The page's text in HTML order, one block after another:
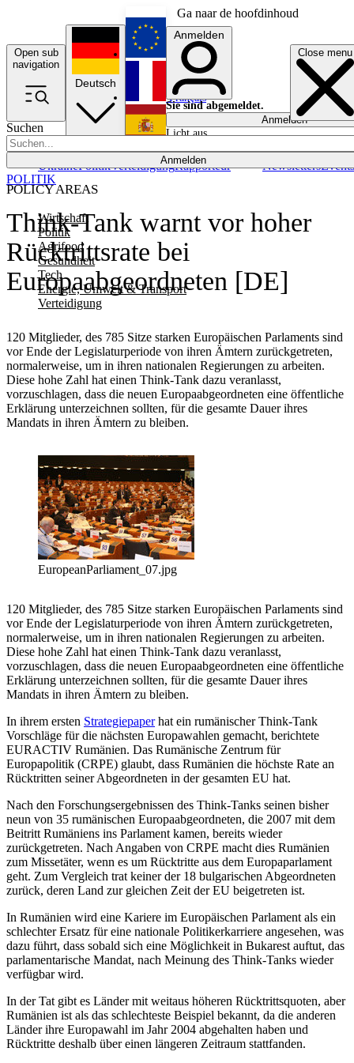
Ga naar de hoofdinhoud
Open sub
navigation
Close menu
Suchen
Anmelden
POLICY AREAS
Wirtschaft
Politik
Agrifood
Gesundheit
Tech
Energie, Umwelt & Transport
Verteidigung
UkrainePolitikVerteidigungRapporteur NewslettersEvents
Deutsch
English
Français
Anmelden
Sie sind abgemeldet.
Anmelden
Licht aus
Think-Tank warnt vor hoher
Rücktrittsrate bei
Europaabgeordneten [DE]
120 Mitglieder, des 785 Sitze starken Europäischen Parlaments sind
vor Ende der Legislaturperiode von ihren Ämtern zurückgetreten,
normalerweise, um in ihren nationalen Regierungen zu arbeiten.
Diese hohe Zahl hat einen Think-Tank dazu veranlasst,
vorzuschlagen, dass die neuen Europaabgeordneten eine öffentliche
Erklärung unterzeichnen sollten, für die gesamte Dauer ihres
Mandats in ihren Ämtern zu bleiben.
POLITIK
EuropeanParliament_07.jpg
120 Mitglieder, des 785 Sitze starken Europäischen Parlaments sind
vor Ende der Legislaturperiode von ihren Ämtern zurückgetreten,
normalerweise, um in ihren nationalen Regierungen zu arbeiten.
Diese hohe Zahl hat einen Think-Tank dazu veranlasst,
vorzuschlagen, dass die neuen Europaabgeordneten eine öffentliche
Erklärung unterzeichnen sollten, für die gesamte Dauer ihres
Mandats in ihren Ämtern zu bleiben.
In ihrem ersten Strategiepaperhat ein rumänischer Think-Tank
Vorschläge für die nächsten Europawahlen gemacht, berichtete
EURACTIV Rumänien. Das Rumänische Zentrum für
Europapolitik (CRPE) glaubt, dass Rumänien die höchste Rate an
Rücktritten seiner Abgeordneten in der gesamten EU hat.
Nach den Forschungsergebnissen des Think-Tanks seinen bisher
neun von 35 rumänischen Europaabgeordneten, die 2007 mit dem
Beitritt Rumäniens ins Parlament kamen, bereits wieder
zurückgetreten. Nach Angaben von CRPE macht dies Rumänien
zum Missetäter, wenn es um Rücktritte aus dem Europaparlament
geht. Zum Vergleich trat keiner der 18 bulgarischen Abgeordneten
zurück, deren Land zur gleichen Zeit der EU beigetreten ist.
In Rumänien wird eine Kariere im Europäischen Parlament als ein
schlechter Ersatz für eine nationale Politikerkarriere angesehen, was
dazu führt, dass sobald sich eine Möglichkeit in Bukarest auftut, das
parlamentarische Mandat, nach Meinung des Think-Tanks wieder
verfügbar wird.
In der Tat gibt es Länder mit weitaus höheren Rücktrittsquoten, aber
Rumänien ist als das schlechteste Beispiel bekannt, da die anderen
Länder ihre Europawahl im Jahr 2004 abgehalten haben und
Rücktritte deshalb über einen längeren Zeitraum stattfanden.